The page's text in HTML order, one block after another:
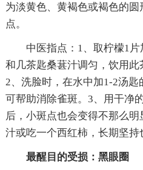
为淡黄色、黄褐色或褐色的
点。
中医指点：1、取柠檬1
和几茶匙桑葚汁调匀，饮用此
2、洗脸时，在水中加1-2汤匙
可帮助消除雀斑。3、用干净
后，小斑点也会变得不那么
汁或吃一个西红柿，长期坚持
最醒目的受损：黑眼圈